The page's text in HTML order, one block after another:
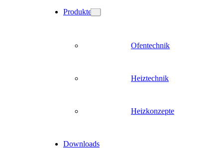
Produkte
Ofentechnik
Heiztechnik
Heizkonzepte
Downloads